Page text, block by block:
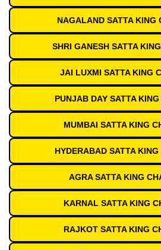
NAGALAND SATTA KING
SHRI GANESH SATTA
JAI LUXMI SATTA KING
PUNJAB DAY SATTA
MUMBAI SATTA KING
HYDERABAD SATTA
AGRA SATTA KING
KARNAL SATTA KING
RAJKOT SATTA KING